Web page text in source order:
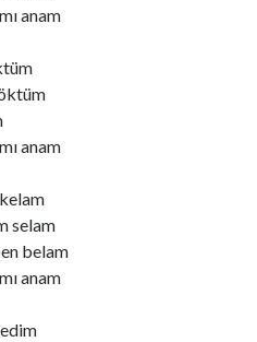
anam
anam
selam
belam
anam